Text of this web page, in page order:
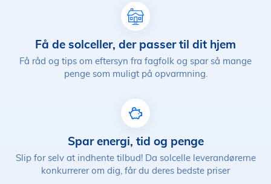
Få de solceller, der passer til dit hjem
Få råd og tips om eftersyn fra fagfolk og spar så mange
penge som muligt på opvarmning.
Spar energi, tid og penge
Slip for selv at indhente tilbud! Da solcelle leverandørerne
konkurrerer om dig, får du deres bedste priser